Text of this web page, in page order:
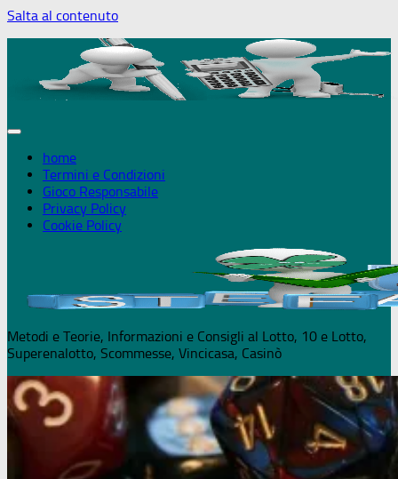
Salta al contenuto
home
Termini e Condizioni
Gioco Responsabile
Privacy Policy
Cookie Policy
Metodi e Teorie, Informazioni e Consigli al Lotto, 10 e Lotto,
Superenalotto, Scommesse, Vincicasa, Casinò
+18 Puoi giocare solo se maggiorenne